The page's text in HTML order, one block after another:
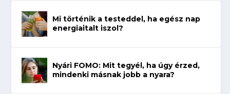
Mi történik a testeddel, ha egész nap
energiaitalt iszol?
Nyári FOMO: Mit tegyél, ha úgy érzed,
mindenki másnak jobb a nyara?